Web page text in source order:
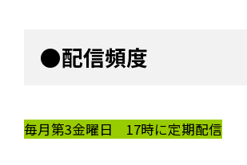
●配信頻度
毎月第3金曜日 17時に定期配信